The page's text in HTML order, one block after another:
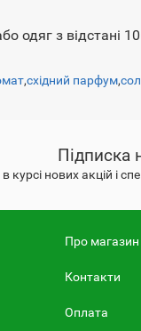
одяг з відстані
,східний парфум,
Підписка
курсі нових акцій і
Про магазин
Контакти
Оплата